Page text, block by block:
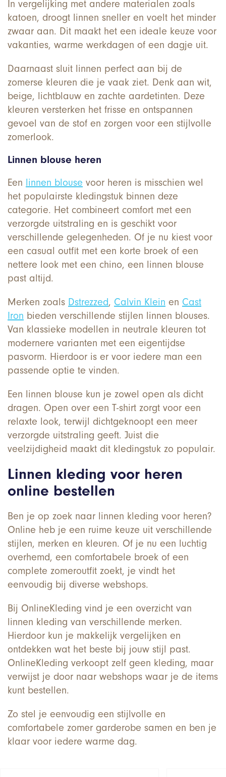
In vergelijking met andere materialen zoals
katoen, droogt linnen sneller en voelt het minder
zwaar aan. Dit maakt het een ideale keuze voor
vakanties, warme werkdagen of een dagje uit.
Daarnaast sluit linnen perfect aan bij de
zomerse kleuren die je vaak ziet. Denk aan wit,
beige, lichtblauw en zachte aardetinten. Deze
kleuren versterken het frisse en ontspannen
gevoel van de stof en zorgen voor een stijlvolle
zomerlook.
Linnen blouse heren
Een linnen blouse voor heren is misschien wel
het populairste kledingstuk binnen deze
categorie. Het combineert comfort met een
verzorgde uitstraling en is geschikt voor
verschillende gelegenheden. Of je nu kiest voor
een casual outfit met een korte broek of een
nettere look met een chino, een linnen blouse
past altijd.
Merken zoals Dstrezzed, Calvin Klein en Cast
Iron bieden verschillende stijlen linnen blouses.
Van klassieke modellen in neutrale kleuren tot
modernere varianten met een eigentijdse
pasvorm. Hierdoor is er voor iedere man een
passende optie te vinden.
Een linnen blouse kun je zowel open als dicht
dragen. Open over een T-shirt zorgt voor een
relaxte look, terwijl dichtgeknoopt een meer
verzorgde uitstraling geeft. Juist die
veelzijdigheid maakt dit kledingstuk zo populair.
Linnen kleding voor heren
online bestellen
Ben je op zoek naar linnen kleding voor heren?
Online heb je een ruime keuze uit verschillende
stijlen, merken en kleuren. Of je nu een luchtig
overhemd, een comfortabele broek of een
complete zomeroutfit zoekt, je vindt het
eenvoudig bij diverse webshops.
Bij OnlineKleding vind je een overzicht van
linnen kleding van verschillende merken.
Hierdoor kun je makkelijk vergelijken en
ontdekken wat het beste bij jouw stijl past.
OnlineKleding verkoopt zelf geen kleding, maar
verwijst je door naar webshops waar je de items
kunt bestellen.
Zo stel je eenvoudig een stijlvolle en
comfortabele zomer garderobe samen en ben je
klaar voor iedere warme dag.